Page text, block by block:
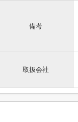
備考
取扱会社